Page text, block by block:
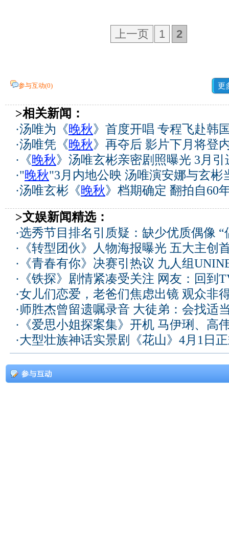
上一页 1 2
参与互动(0) 更
>相关新闻：
·汤唯为《晚秋》首度开唱 专程飞赴韩
·汤唯凭《晚秋》再夺后 影片下月将登
· 《晚秋》汤唯玄彬亲密剧照曝光 3月引
·"晚秋"3月内地公映 汤唯演安娜与玄彬
·汤唯玄彬《晚秋》档期确定 翻拍自60
>文娱新闻精选：
·选秀节目排名引质疑：缺少优质偶像 “
· 《转型团伙》人物海报曝光 五大主创
· 《青春有你》决赛引热议 九人组
· 《铁探》剧情紧凑受关注 网友：回到
·女儿们恋爱，老爸们焦虑出镜 观众非
·师胜杰曾留遗嘱录音 大徒弟：会找适
· 《爱思小姐探案集》开机 马伊琍、高
·大型壮族神话实景剧《花山》4月1日